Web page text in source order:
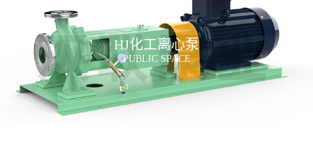
HJ化工离心泵
PUBLIC SPACE